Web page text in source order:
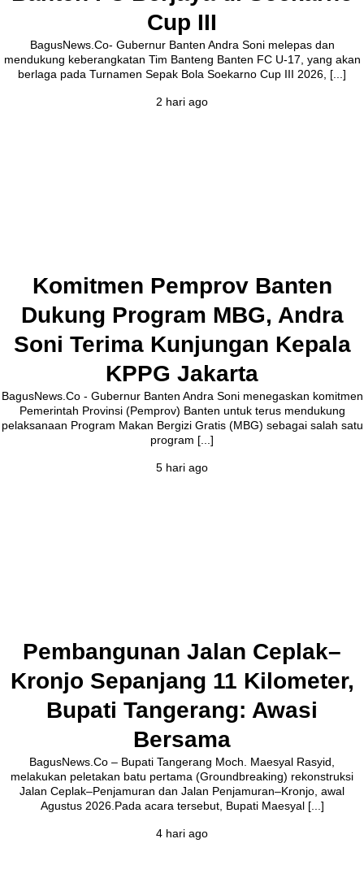
Cup III
BagusNews.Co- Gubernur Banten Andra Soni melepas dan
mendukung keberangkatan Tim Banteng Banten FC U-17, yang akan
berlaga pada Turnamen Sepak Bola Soekarno Cup III 2026, [...]
2 hari ago
Komitmen Pemprov Banten
Dukung Program MBG, Andra
Soni Terima Kunjungan Kepala
KPPG Jakarta
BagusNews.Co - Gubernur Banten Andra Soni menegaskan komitmen
Pemerintah Provinsi (Pemprov) Banten untuk terus mendukung
pelaksanaan Program Makan Bergizi Gratis (MBG) sebagai salah satu
program [...]
5 hari ago
Pembangunan Jalan Ceplak–
Kronjo Sepanjang 11 Kilometer,
Bupati Tangerang: Awasi
Bersama
BagusNews.Co – Bupati Tangerang Moch. Maesyal Rasyid,
melakukan peletakan batu pertama (Groundbreaking) rekonstruksi
Jalan Ceplak–Penjamuran dan Jalan Penjamuran–Kronjo, awal
Agustus 2026.Pada acara tersebut, Bupati Maesyal [...]
4 hari ago